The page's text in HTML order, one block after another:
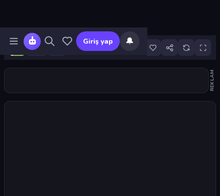
Giriş yap 🔔
2
REKLAM